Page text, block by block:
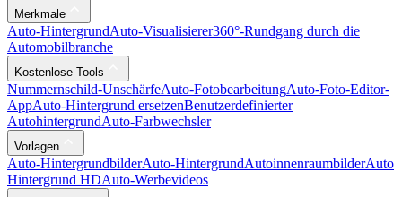
Merkmale
Auto-HintergrundAuto-Visualisierer360°-Rundgang durch die
Automobilbranche
Kostenlose Tools
Nummernschild-UnschärfeAuto-FotobearbeitungAuto-Foto-Editor-
AppAuto-Hintergrund ersetzenBenutzerdefinierter
AutohintergrundAuto-Farbwechsler
Vorlagen
Auto-HintergrundbilderAuto-HintergrundAutoinnenraumbilderAuto
Hintergrund HDAuto-Werbevideos